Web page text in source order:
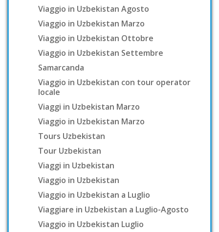
Viaggio in Uzbekistan Agosto
Viaggio in Uzbekistan Marzo
Viaggio in Uzbekistan Ottobre
Viaggio in Uzbekistan Settembre
Samarcanda
Viaggio in Uzbekistan con tour operator
locale
Viaggi in Uzbekistan Marzo
Viaggio in Uzbekistan Marzo
Tours Uzbekistan
Tour Uzbekistan
Viaggi in Uzbekistan
Viaggio in Uzbekistan
Viaggio in Uzbekistan a Luglio
Viaggiare in Uzbekistan a Luglio-Agosto
Viaggio in Uzbekistan Luglio